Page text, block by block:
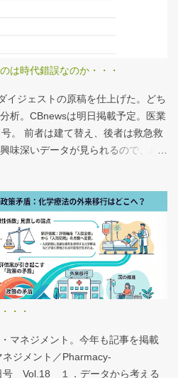
は時代錯誤なのか・・・
イジェストの原稿を仕上げた。どち
析。CBnewsは明日掲載予定。医業
。 前者は建て替え、後者は救急救
味深いデータが見られるので、み
事をお読みください！なのだが、
病床機能報告（2023年度報告）を
常勤・非常勤（常勤換算）の合
含まない この施設は何人いるんだろ
と見てみるだけでも十分興味深い
頭に入っていると、比較整理しや
国府の国司館（こくしのたち）を
、大きさが分かりづらいはずだ。
10分の1サイズの模型なので、そ
写っている新聞記事（ （まちの記
・・
マネジメント。今年も記事を掲載
ジメント／Pharmacy-
号 Vol.18 １．データから考える